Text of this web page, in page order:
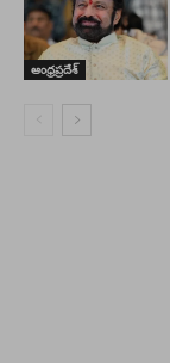
ఆంధ్రప్రదేశ్